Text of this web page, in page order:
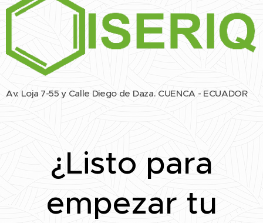
Av. Loja 7-55 y Calle Diego de Daza. CUENCA - ECUADOR
¿Listo para
empezar tu